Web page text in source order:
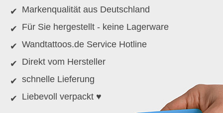
Markenqualität aus Deutschland
Für Sie hergestellt - keine Lagerware
Wandtattoos.de Service Hotline
Direkt vom Hersteller
schnelle Lieferung
Liebevoll verpackt ♥